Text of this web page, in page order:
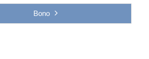
Bono